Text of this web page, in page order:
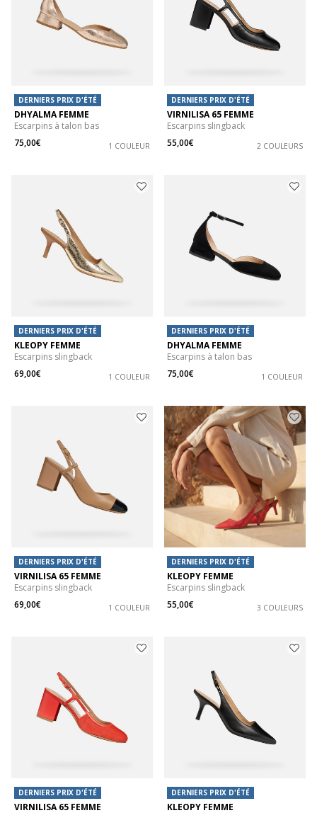
DERNIERS PRIX D'ÉTÉ
DHYALMA FEMME
Escarpins à talon bas
75,00€
1 COULEUR
DERNIERS PRIX D'ÉTÉ
VIRNILISA 65 FEMME
Escarpins slingback
55,00€
2 COULEURS
DERNIERS PRIX D'ÉTÉ
KLEOPY FEMME
Escarpins slingback
69,00€
1 COULEUR
DERNIERS PRIX D'ÉTÉ
DHYALMA FEMME
Escarpins à talon bas
75,00€
1 COULEUR
DERNIERS PRIX D'ÉTÉ
VIRNILISA 65 FEMME
Escarpins slingback
69,00€
1 COULEUR
DERNIERS PRIX D'ÉTÉ
KLEOPY FEMME
Escarpins slingback
55,00€
3 COULEURS
DERNIERS PRIX D'ÉTÉ
VIRNILISA 65 FEMME
DERNIERS PRIX D'ÉTÉ
KLEOPY FEMME